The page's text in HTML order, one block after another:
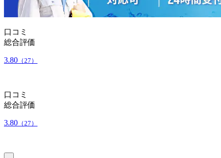
口コミ
総合評価
3.80 （27）
口コミ
総合評価
3.80 （27）